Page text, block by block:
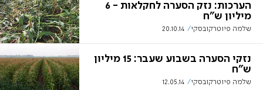
הערכות: נזק הסערה לחקלאות - 6
מיליון ש"ח
שלמה פיוטרקובסקי 20.10.14
נזקי הסערה בשבוע שעבר: 15 מיליון
ש"ח
שלמה פיוטרקובסקי 12.05.14